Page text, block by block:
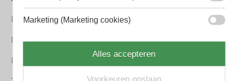
Paco Rabanne Heren parfum
Parfum Gift Set
Prada Heren parfum
Marketing (Marketing cookies)
Alles accepteren
Voorkeuren opslaan